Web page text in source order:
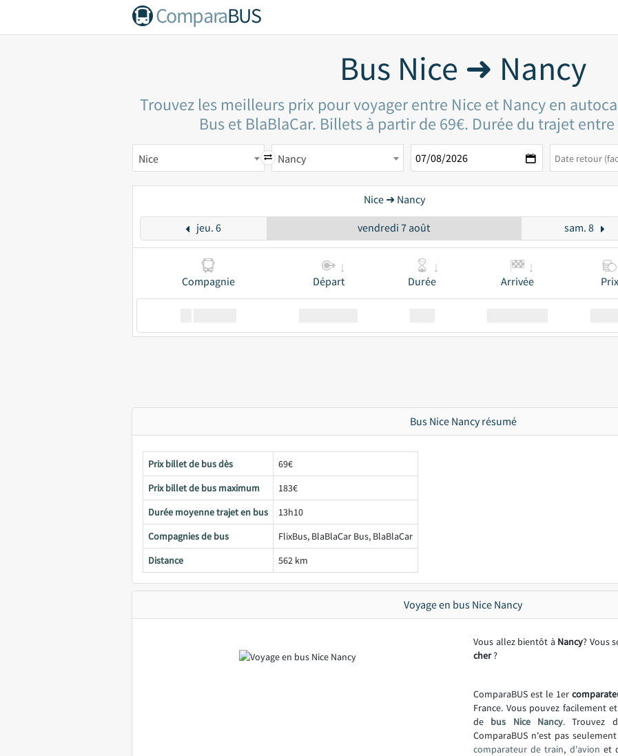
ComparaBUS
Bus Nice ➜ Nancy
Trouvez les meilleurs prix pour voyager entre Nice et Nancy en
Bus et BlaBlaCar. Billets à partir de 69€. Durée du trajet
Nice Nancy
Nice ➜ Nancy
jeu. 6 vendredi 7 août sam. 8
Compagnie Départ Durée Arrivée Prix
Bus Nice Nancy résumé
Prix billet de bus dès
69€
Prix billet de bus maximum
183€
Durée moyenne trajet en bus
13h10
Compagnies de bus
FlixBus, BlaBlaCar Bus, BlaBlaCar
Distance
562 km
Voyage en bus Nice Nancy
Vous allez bientôt à Nancy? Vous
cher?
ComparaBUS est le 1er
France. Vous pouvez facilement
de bus Nice Nancy. Trouvez
ComparaBUS n'est pas
comparateur de train, d'avion et